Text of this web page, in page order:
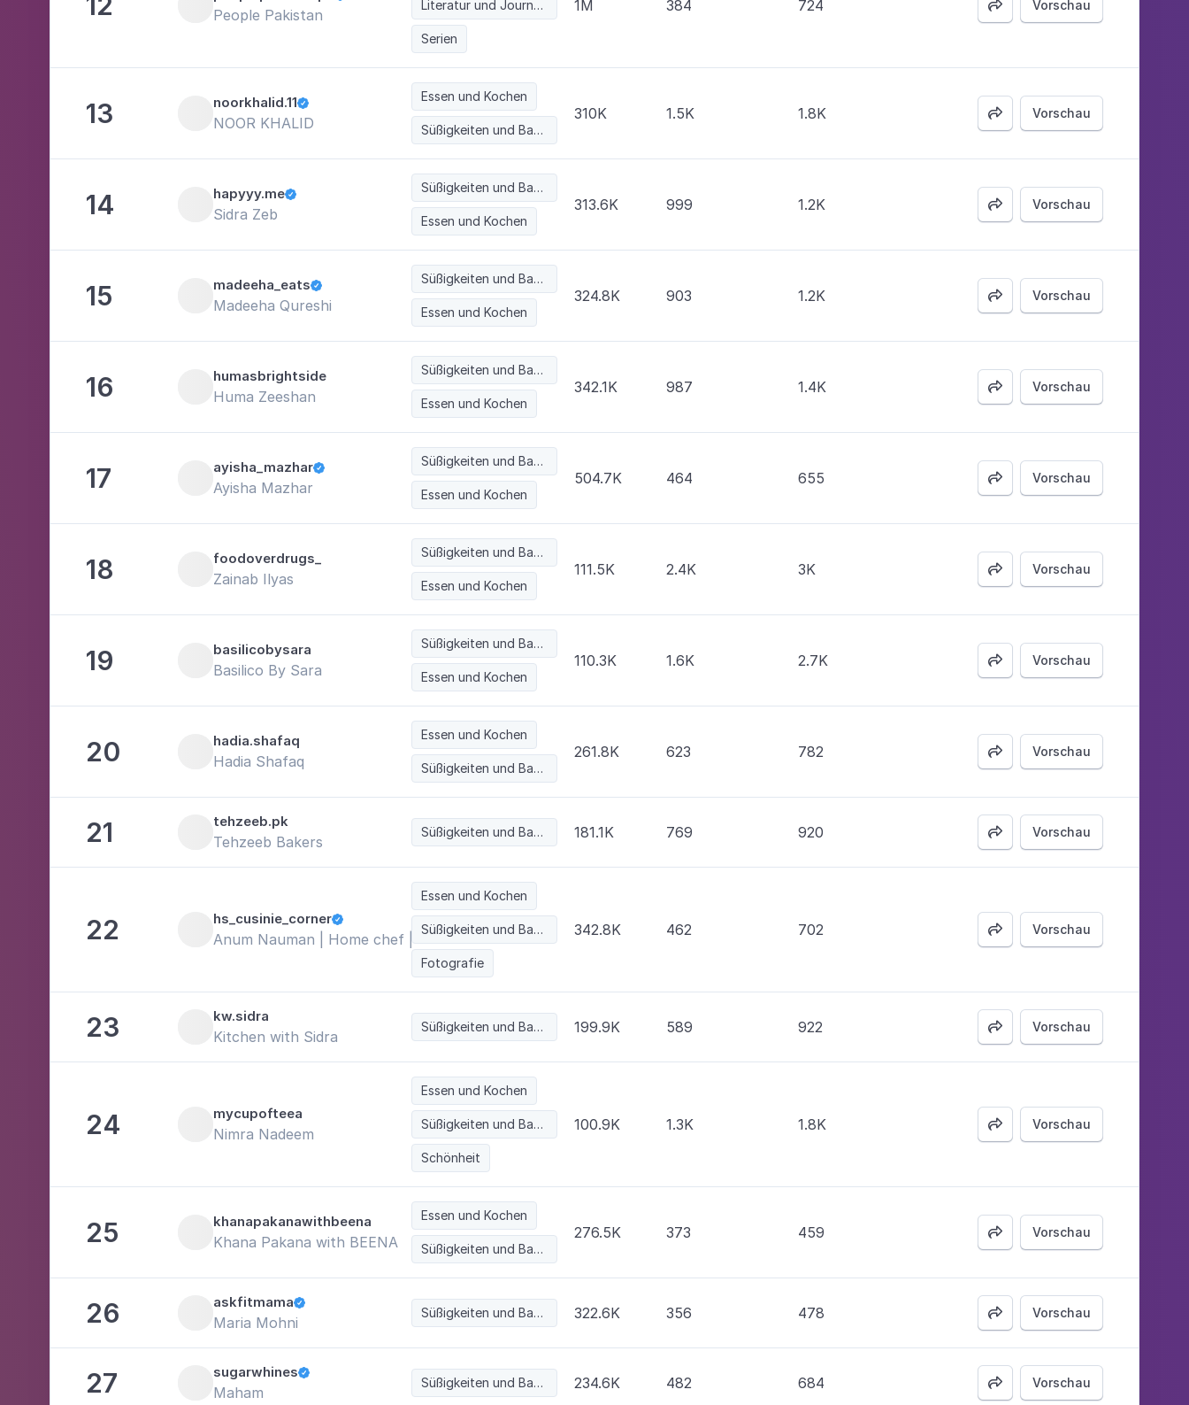
People Pakistan
Literatur und Journalismus
Serien
1M 384 724  Vorschau
13 noorkhalid.11
NOOR KHALID
Essen und Kochen
Süßigkeiten und Backwaren
310K 1.5K 1.8K  Vorschau
14 hapyyy.me
Sidra Zeb
Süßigkeiten und Backwaren
Essen und Kochen
313.6K 999 1.2K  Vorschau
15 madeeha_eats
Madeeha Qureshi
Süßigkeiten und Backwaren
Essen und Kochen
324.8K 903 1.2K  Vorschau
16 humasbrightside
Huma Zeeshan
Süßigkeiten und Backwaren
Essen und Kochen
342.1K 987 1.4K  Vorschau
17 ayisha_mazhar
Ayisha Mazhar
Süßigkeiten und Backwaren
Essen und Kochen
504.7K 464 655  Vorschau
18 foodoverdrugs_
Zainab Ilyas
Süßigkeiten und Backwaren
Essen und Kochen
111.5K 2.4K 3K  Vorschau
19 basilicobysara
Basilico By Sara
Süßigkeiten und Backwaren
Essen und Kochen
110.3K 1.6K 2.7K  Vorschau
20 hadia.shafaq
Hadia Shafaq
Essen und Kochen
Süßigkeiten und Backwaren
261.8K 623 782  Vorschau
21 tehzeeb.pk
Tehzeeb Bakers
Süßigkeiten und Backwaren 181.1K 769 920  Vorschau
22 hs_cusinie_corner
Anum Nauman | Home chef | Easy recipe and Hacks
Essen und Kochen
Süßigkeiten und Backwaren
Fotografie
342.8K 462 702  Vorschau
23 kw.sidra
Kitchen with Sidra
Süßigkeiten und Backwaren 199.9K 589 922  Vorschau
24 mycupofteea
Nimra Nadeem
Essen und Kochen
Süßigkeiten und Backwaren
Schönheit
100.9K 1.3K 1.8K  Vorschau
25 khanapakanawithbeena
Khana Pakana with BEENA
Essen und Kochen
Süßigkeiten und Backwaren
276.5K 373 459  Vorschau
26 askfitmama
Maria Mohni
Süßigkeiten und Backwaren 322.6K 356 478  Vorschau
27 sugarwhines
Maham
Süßigkeiten und Backwaren 234.6K 482 684  Vorschau